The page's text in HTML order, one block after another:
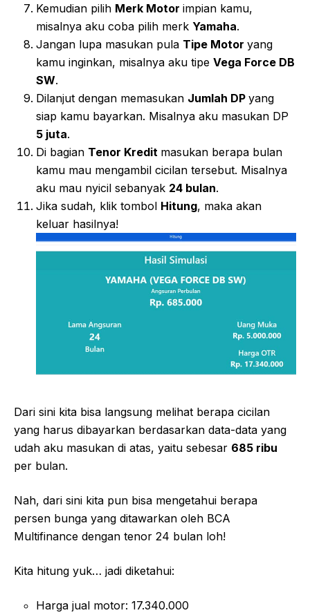
Kemudian pilih Merk Motor impian kamu,
misalnya aku coba pilih merk Yamaha.
Jangan lupa masukan pula Tipe Motor yang
kamu inginkan, misalnya aku tipe Vega Force DB
SW.
Dilanjut dengan memasukan Jumlah DP yang
siap kamu bayarkan. Misalnya aku masukan DP
5 juta.
Di bagian Tenor Kredit masukan berapa bulan
kamu mau mengambil cicilan tersebut. Misalnya
aku mau nyicil sebanyak 24 bulan.
Jika sudah, klik tombol Hitung, maka akan
keluar hasilnya!
Dari sini kita bisa langsung melihat berapa cicilan
yang harus dibayarkan berdasarkan data-data yang
udah aku masukan di atas, yaitu sebesar 685 ribu
per bulan.
Nah, dari sini kita pun bisa mengetahui berapa
persen bunga yang ditawarkan oleh BCA
Multifinance dengan tenor 24 bulan loh!
Kita hitung yuk… jadi diketahui:
Harga jual motor: 17.340.000